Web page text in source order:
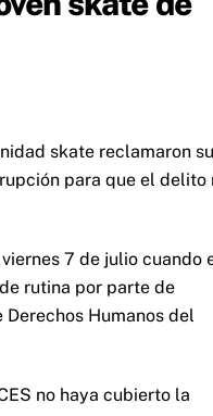
skate reclamaron su
para que el delito
7 de julio cuando
rutina por parte de
Humanos del
no haya cubierto la